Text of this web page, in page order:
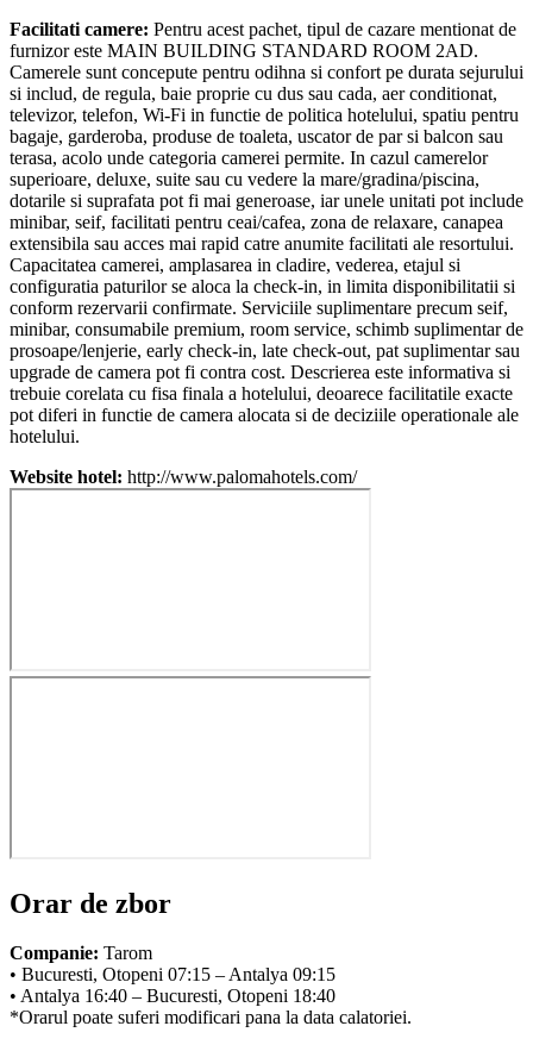
Facilitati camere: Pentru acest pachet, tipul de cazare mentionat de
furnizor este MAIN BUILDING STANDARD ROOM 2AD.
Camerele sunt concepute pentru odihna si confort pe durata sejurului
si includ, de regula, baie proprie cu dus sau cada, aer conditionat,
televizor, telefon, Wi-Fi in functie de politica hotelului, spatiu pentru
bagaje, garderoba, produse de toaleta, uscator de par si balcon sau
terasa, acolo unde categoria camerei permite. In cazul camerelor
superioare, deluxe, suite sau cu vedere la mare/gradina/piscina,
dotarile si suprafata pot fi mai generoase, iar unele unitati pot include
minibar, seif, facilitati pentru ceai/cafea, zona de relaxare, canapea
extensibila sau acces mai rapid catre anumite facilitati ale resortului.
Capacitatea camerei, amplasarea in cladire, vederea, etajul si
configuratia paturilor se aloca la check-in, in limita disponibilitatii si
conform rezervarii confirmate. Serviciile suplimentare precum seif,
minibar, consumabile premium, room service, schimb suplimentar de
prosoape/lenjerie, early check-in, late check-out, pat suplimentar sau
upgrade de camera pot fi contra cost. Descrierea este informativa si
trebuie corelata cu fisa finala a hotelului, deoarece facilitatile exacte
pot diferi in functie de camera alocata si de deciziile operationale ale
hotelului.
Website hotel: http://www.palomahotels.com/
Orar de zbor
Companie: Tarom
• Bucuresti, Otopeni 07:15 – Antalya 09:15
• Antalya 16:40 – Bucuresti, Otopeni 18:40
*Orarul poate suferi modificari pana la data calatoriei.